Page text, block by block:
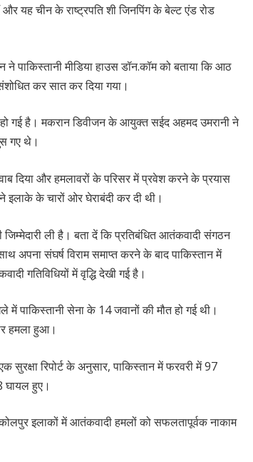
यह चीन के राष्ट्रपति शी जिनपिंग के बेल्ट एंड रोड
ने पाकिस्तानी मीडिया हाउस डॉन.कॉम को बताया कि आठ
कर सात कर दिया गया।
हो गई है। मकरान डिवीजन के आयुक्त सईद अहमद उमरानी ने
गए थे।
दिया और हमलावरों के परिसर में प्रवेश करने के प्रयास
के चारों ओर घेराबंदी कर दी थी।
ली है। बता दें कि प्रतिबंधित आतंकवादी संगठन
अपना संघर्ष विराम समाप्त करने के बाद पाकिस्तान में
गतिविधियों में वृद्धि देखी गई है।
में पाकिस्तानी सेना के 14 जवानों की मौत हो गई थी।
हमला हुआ।
सुरक्षा रिपोर्ट के अनुसार, पाकिस्तान में फरवरी में 97
घायल हुए।
इलाकों में आतंकवादी हमलों को सफलतापूर्वक नाकाम